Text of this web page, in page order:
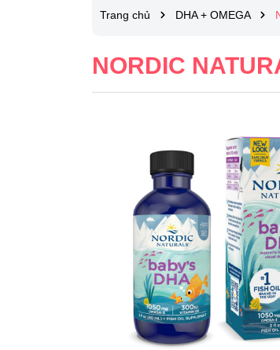
Trang chủ DHA + OMEGA
NORDIC